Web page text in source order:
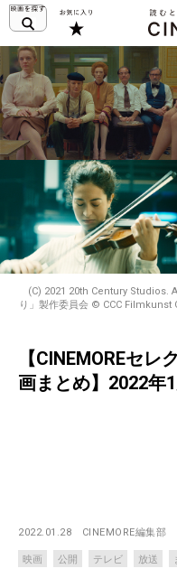
(C) 2021 20th Century Studios.
り」製作委員会 © CCC Filmkunst
【CINEMOREセ
画まとめ】2022年
2022.01.28 CINEMORE編集部
映画 公開 テレビ 放送